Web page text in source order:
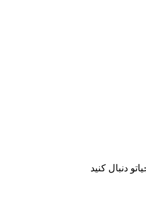
دنبال کنید